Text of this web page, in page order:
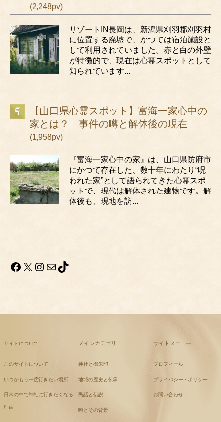
(2,248pv)
リゾートIN長岡は、新潟県刈羽郡刈羽村
に位置する廃墟で、かつては宿泊施設と
して利用されていました。赤と白の外壁
が特徴的で、現在は心霊スポットとして
知られています...
【山口県心霊スポット】富海一家心中の
家とは？｜事件の噂と解体後の現在
(1,958pv)
『富海一家心中の家』は、山口県防府市
にかつて存在した、数十年にわたり“呪
われた家”として語られてきた心霊スポ
ットで、現代は解体された建物です。解
体後も、現地を訪...
Facebook
X Instagram
メールTikTok
サイトについて
このサイトについて
いつかもう一度行きたい場所
日常の中で神社に行きたくなる
理由
メインカテゴリ
神社と御朱印
地域の歴史と伝承
民話と伝説
噂とその背景
サイトメニュー
プロフィール
プライバシー・ポリシー
お問い合わせ